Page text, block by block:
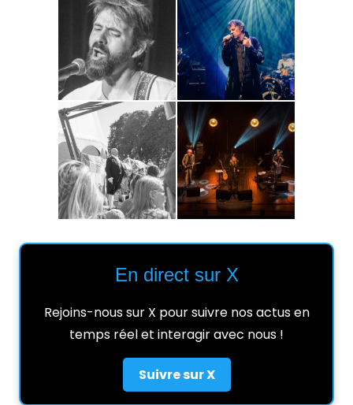
En direct sur X
Rejoins-nous sur X pour suivre nos actus en
temps réel et interagir avec nous !
Suivre sur X